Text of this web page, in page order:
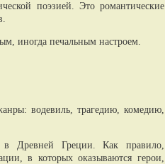
поэзией. Это романтические
иногда печальным настроем.
водевиль, трагедию, комедию,
Древней Греции. Как правило,
в которых оказываются герои,